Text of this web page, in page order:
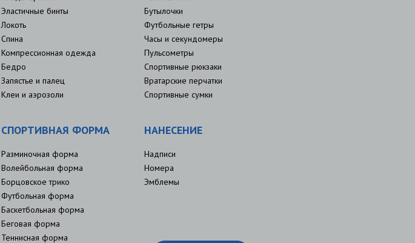
Эластичные бинты
Локоть
Спина
Компрессионная одежда
Бедро
Запястье и палец
Клеи и аэрозоли
Бутылочки
Футбольные гетры
Часы и секундомеры
Пульсометры
Спортивные рюкзаки
Вратарские перчатки
Спортивные сумки
СПОРТИВНАЯ ФОРМА
Разминочная форма
Волейбольная форма
Борцовское трико
Футбольная форма
Баскетбольная форма
Беговая форма
Теннисная форма
НАНЕСЕНИЕ
Надписи
Номера
Эмблемы